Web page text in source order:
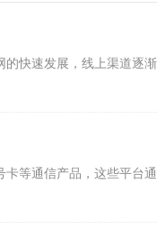
快速发展，线上渠道逐
等通信产品，这些平